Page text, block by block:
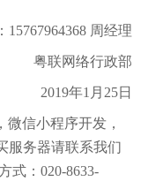
周经理
粤联网络行政部
2019年1月25日
微信小程序开发，
服务器请联系我们
式：020-8633-